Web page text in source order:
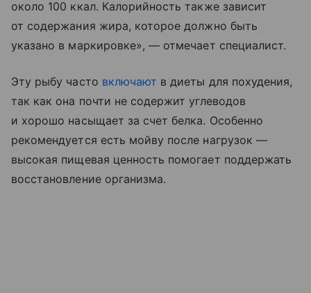
около 100 ккал. Калорийность также зависит
от содержания жира, которое должно быть
указано в маркировке», — отмечает специалист.
Эту рыбу часто включают в диеты для похудения,
так как она почти не содержит углеводов
и хорошо насыщает за счет белка. Особенно
рекомендуется есть мойву после нагрузок —
высокая пищевая ценность помогает поддержать
восстановление организма.